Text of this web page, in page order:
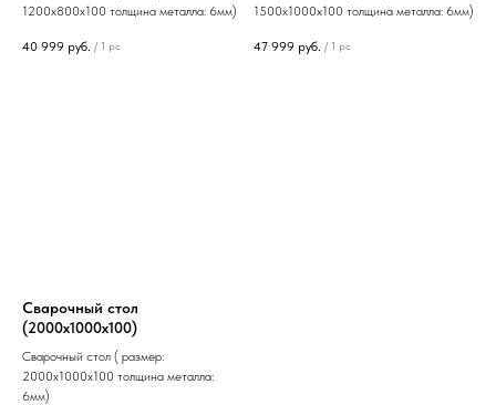
1200х800х100 толщина металла: 6мм)
40 999 руб. / 1 pc
1500х1000х100 толщина металла: 6мм)
47 999 руб. / 1 pc
Сварочный стол
(2000х1000х100)
Сварочный стол ( размер:
2000х1000х100 толщина металла:
6мм)